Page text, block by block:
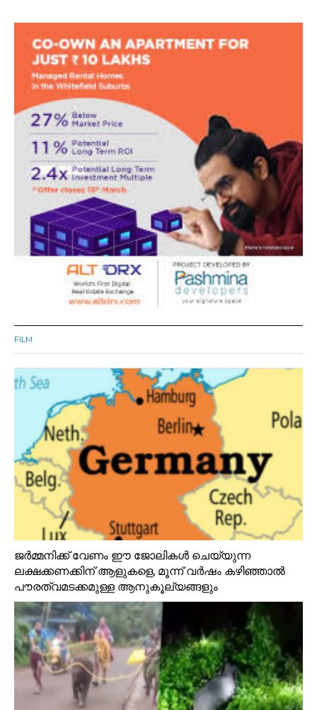
FILM
ജർമ്മനിക്ക് വേണം ഈ ജോലികൾ ചെയ്യുന്ന
ലക്ഷക്കണക്കിന് ആളുകളെ, മൂന്ന് വർഷം കഴിഞ്ഞാൽ
പൗരത്വമടക്കമുള്ള ആനുകൂല്യങ്ങളും